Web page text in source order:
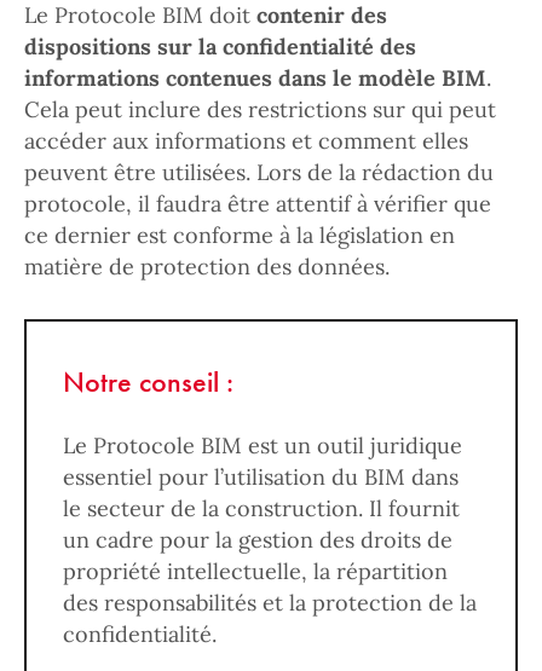
Le Protocole BIM doit contenir des
dispositions sur la confidentialité des
informations contenues dans le modèle BIM.
Cela peut inclure des restrictions sur qui peut
accéder aux informations et comment elles
peuvent être utilisées. Lors de la rédaction du
protocole, il faudra être attentif à vérifier que
ce dernier est conforme à la législation en
matière de protection des données.
Notre conseil :
Le Protocole BIM est un outil juridique
essentiel pour l’utilisation du BIM dans
le secteur de la construction. Il fournit
un cadre pour la gestion des droits de
propriété intellectuelle, la répartition
des responsabilités et la protection de la
confidentialité.